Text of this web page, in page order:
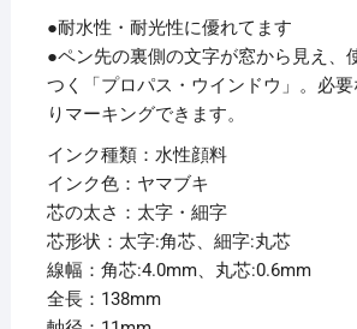
本
【×60
セ
ッ
ト】
個
●耐水性・耐光性に優れてます
●ペン先の裏側の文字が窓から見え、
つく「プロパス・ウインドウ」。必
りマーキングできます。
インク種類：水性顔料
インク色：ヤマブキ
芯の太さ：太字・細字
芯形状：太字:角芯、細字:丸芯
線幅：角芯:4.0mm、丸芯:0.6mm
全長：138mm